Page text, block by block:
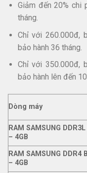
Giảm đến 20% chi
tháng.​
Chỉ với 260.000đ,
bảo hành 36 tháng.​
Chỉ với 350.000đ,
bảo hành lên đến
Dòng máy
RAM SAMSUNG
– 4GB
RAM SAMSUNG DDR4
– 4GB